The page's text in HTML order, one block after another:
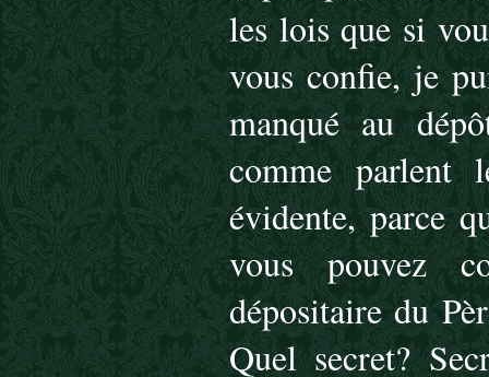
les lois que si
vous confie, je
manqué au
comme parlent
évidente, parce
vous pouvez
dépositaire du
Quel secret?